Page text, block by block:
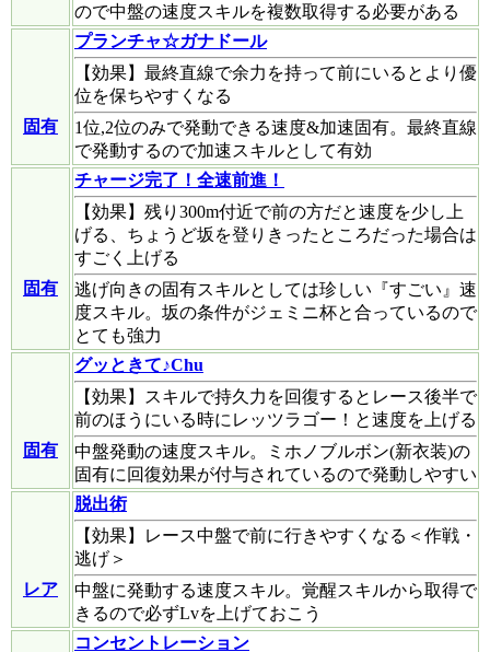
ので中盤の速度スキルを複数取得する必要がある
固有
プランチャ☆ガナドール
【効果】最終直線で余力を持って前にいるとより優
位を保ちやすくなる
1位,2位のみで発動できる速度&加速固有。最終直線
で発動するので加速スキルとして有効
固有
チャージ完了！全速前進！
【効果】残り300m付近で前の方だと速度を少し上
げる、ちょうど坂を登りきったところだった場合は
すごく上げる
逃げ向きの固有スキルとしては珍しい『すごい』速
度スキル。坂の条件がジェミニ杯と合っているので
とても強力
固有
グッときて♪Chu
【効果】スキルで持久力を回復するとレース後半で
前のほうにいる時にレッツラゴー！と速度を上げる
中盤発動の速度スキル。ミホノブルボン(新衣装)の
固有に回復効果が付与されているので発動しやすい
レア
脱出術
【効果】レース中盤で前に行きやすくなる＜作戦・
逃げ＞
中盤に発動する速度スキル。覚醒スキルから取得で
きるので必ずLvを上げておこう
コンセントレーション